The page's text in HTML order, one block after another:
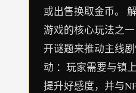
或出售换取金币。
游戏的核心玩法之
开谜题来推动主线
动 ：玩家需要与镇
提升好感度，并与